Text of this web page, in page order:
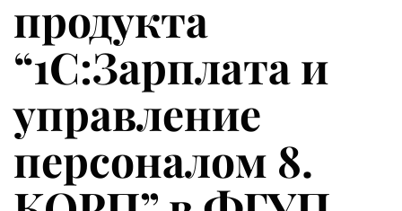
продукта
“1С:Зарплата и
управление
персоналом 8.